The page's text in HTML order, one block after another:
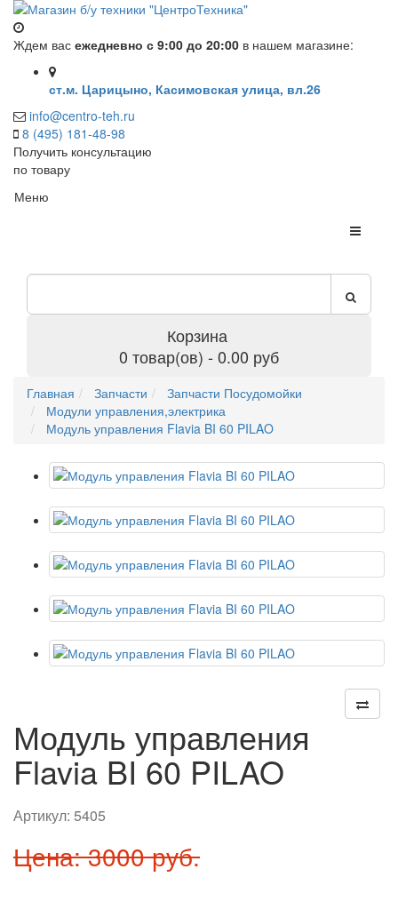
Ждем вас ежедневно с 9:00 до 20:00 в нашем магазине:
ст.м. Царицыно, Касимовская улица, вл.26
info@centro-teh.ru
8 (495) 181-48-98
Получить консультацию
по товару
Меню
Корзина
0 товар(ов) - 0.00 руб
Главная Запчасти
Запчасти Посудомойки
Модули управления,электрика
Модуль управления Flavia BI 60 PILAO
Модуль управления
Flavia BI 60 PILAO
Артикул: 5405
Цена: 3000 руб.